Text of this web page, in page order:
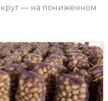
— на пониженном